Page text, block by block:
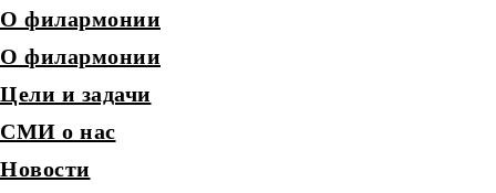
О филармонии
О филармонии
Цели и задачи
СМИ о нас
Новости